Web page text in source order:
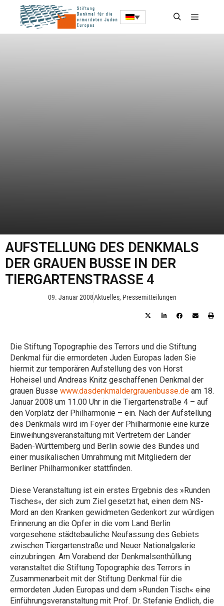
AUFSTELLUNG DES DENKMALS
DER GRAUEN BUSSE IN DER
TIERGARTENSTRASSE 4
09. Januar 2008Aktuelles, Pressemitteilungen
Die Stiftung Topographie des Terrors und die Stiftung
Denkmal für die ermordeten Juden Europas laden Sie
hiermit zur temporären Aufstellung des von Horst
Hoheisel und Andreas Knitz geschaffenen Denkmal der
grauen Busse www.dasdenkmaldergrauenbusse.de am 18.
Januar 2008 um 11.00 Uhr in die Tiergartenstraße 4 – auf
den Vorplatz der Philharmonie – ein. Nach der Aufstellung
des Denkmals wird im Foyer der Philharmonie eine kurze
Einweihungsveranstaltung mit Vertretern der Länder
Baden-Württemberg und Berlin sowie des Bundes und
einer musikalischen Umrahmung mit Mitgliedern der
Berliner Philharmoniker stattfinden.
Diese Veranstaltung ist ein erstes Ergebnis des »Runden
Tisches«, der sich zum Ziel gesetzt hat, einen dem NS-
Mord an den Kranken gewidmeten Gedenkort zur würdigen
Erinnerung an die Opfer in die vom Land Berlin
vorgesehene städtebauliche Neufassung des Gebiets
zwischen Tiergartenstraße und Neuer Nationalgalerie
einzubringen. Am Vorabend der Denkmalsenthüllung
veranstaltet die Stiftung Topographie des Terrors in
Zusammenarbeit mit der Stiftung Denkmal für die
ermordeten Juden Europas und dem »Runden Tisch« eine
Einführungsveranstaltung mit Prof. Dr. Stefanie Endlich, die